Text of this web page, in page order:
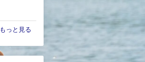
もっと見る